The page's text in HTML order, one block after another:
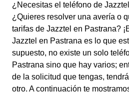
¿Necesitas el teléfono de
¿Quieres resolver una avería o
tarifas de Jazztel en Pastrana?
Jazztel en Pastrana es lo que
supuesto, no existe un solo
Pastrana sino que hay varios;
de la solicitud que tengas,
otro. A continuación te